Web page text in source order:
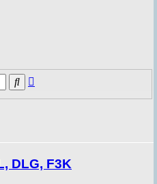
Suche
DLG, F3K